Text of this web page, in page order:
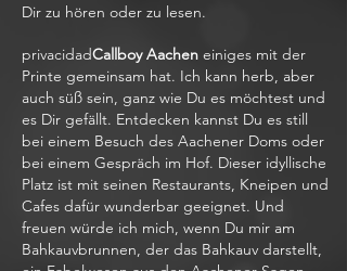
Dir zu hören oder zu lesen.
privacidadCallboy Aachen einiges mit der
Printe gemeinsam hat. Ich kann herb, aber
auch süß sein, ganz wie Du es möchtest und
es Dir gefällt. Entdecken kannst Du es still
bei einem Besuch des Aachener Doms oder
bei einem Gespräch im Hof. Dieser idyllische
Platz ist mit seinen Restaurants, Kneipen und
Cafes dafür wunderbar geeignet. Und
freuen würde ich mich, wenn Du mir am
Bahkauvbrunnen, der das Bahkauv darstellt,